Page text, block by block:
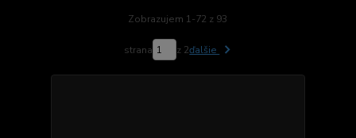
Zobrazujem 1-72 z 93
strana z 2ďalšie